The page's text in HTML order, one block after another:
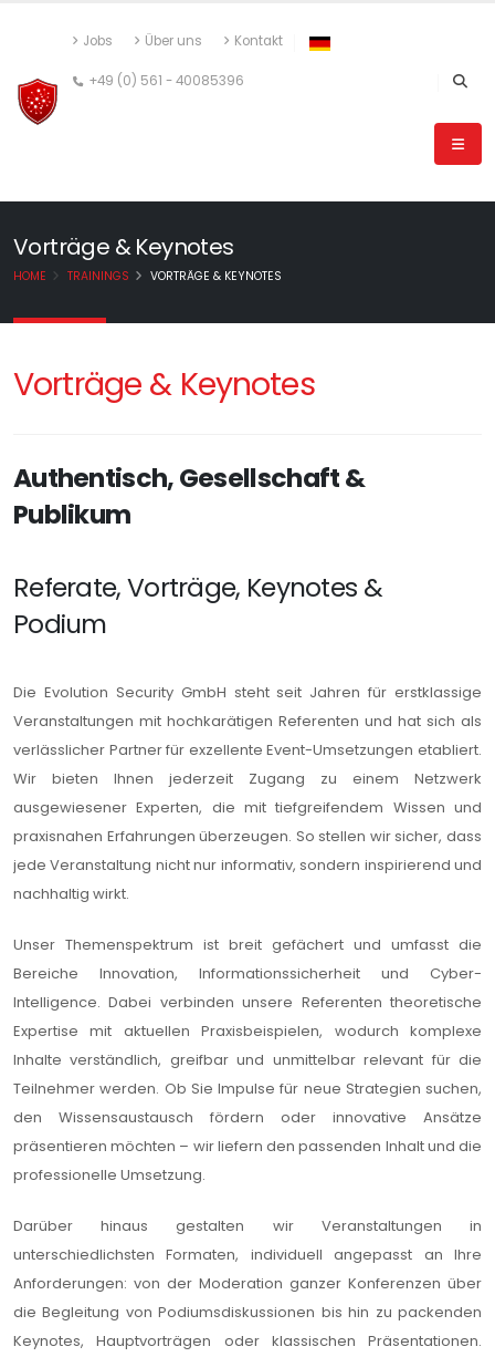
Jobs Über uns Kontakt
+49 (0) 561 - 40085396
Vorträge & Keynotes
HOME TRAININGS VORTRÄGE & KEYNOTES
Vorträge & Keynotes
Authentisch, Gesellschaft &
Publikum
Referate, Vorträge, Keynotes &
Podium
Die Evolution Security GmbH steht seit Jahren für erstklassige
Veranstaltungen mit hochkarätigen Referenten und hat sich als
verlässlicher Partner für exzellente Event-Umsetzungen etabliert.
Wir bieten Ihnen jederzeit Zugang zu einem Netzwerk
ausgewiesener Experten, die mit tiefgreifendem Wissen und
praxisnahen Erfahrungen überzeugen. So stellen wir sicher, dass
jede Veranstaltung nicht nur informativ, sondern inspirierend und
nachhaltig wirkt.
Unser Themenspektrum ist breit gefächert und umfasst die
Bereiche Innovation, Informationssicherheit und Cyber-
Intelligence. Dabei verbinden unsere Referenten theoretische
Expertise mit aktuellen Praxisbeispielen, wodurch komplexe
Inhalte verständlich, greifbar und unmittelbar relevant für die
Teilnehmer werden. Ob Sie Impulse für neue Strategien suchen,
den Wissensaustausch fördern oder innovative Ansätze
präsentieren möchten – wir liefern den passenden Inhalt und die
professionelle Umsetzung.
Darüber hinaus gestalten wir Veranstaltungen in
unterschiedlichsten Formaten, individuell angepasst an Ihre
Anforderungen: von der Moderation ganzer Konferenzen über
die Begleitung von Podiumsdiskussionen bis hin zu packenden
Keynotes, Hauptvorträgen oder klassischen Präsentationen.